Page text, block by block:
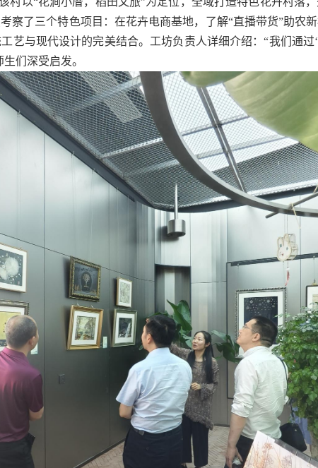
察了三个特色项目：在花卉电商基地，了解“直播带货”助农
艺与现代设计的完美结合。工坊负责人详细介绍：“我们通过
们深受启发。